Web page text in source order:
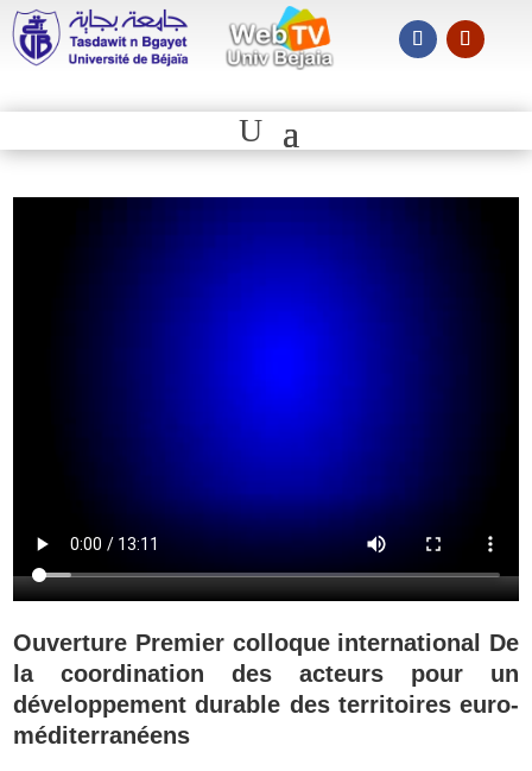
Ouverture Premier colloque international De
la coordination des acteurs pour un
développement durable des territoires euro-
méditerranéens